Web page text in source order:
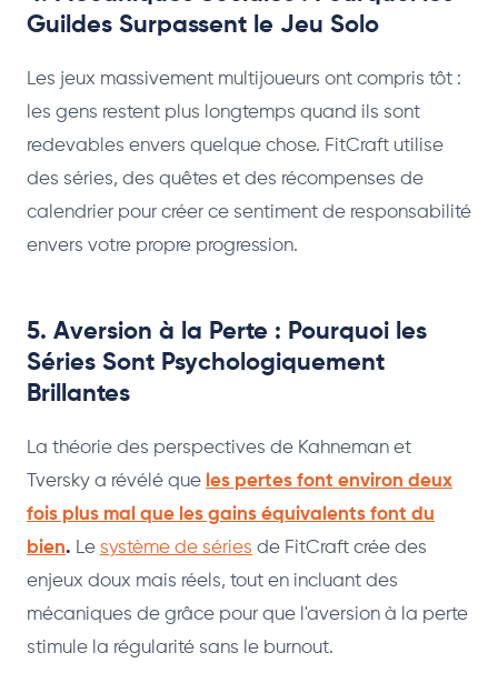
Guildes Surpassent le Jeu Solo
Les jeux massivement multijoueurs ont compris tôt :
les gens restent plus longtemps quand ils sont
redevables envers quelque chose. FitCraft utilise
des séries, des quêtes et des récompenses de
calendrier pour créer ce sentiment de responsabilité
envers votre propre progression.
5. Aversion à la Perte : Pourquoi les
Séries Sont Psychologiquement
Brillantes
La théorie des perspectives de Kahneman et
Tversky a révélé que les pertes font environ deux
fois plus mal que les gains équivalents font du
bien. Le système de séries de FitCraft crée des
enjeux doux mais réels, tout en incluant des
mécaniques de grâce pour que l'aversion à la perte
stimule la régularité sans le burnout.